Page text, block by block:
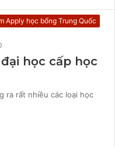
Apply học bổng Trung Quốc
học cấp học
ra rất nhiều các loại học